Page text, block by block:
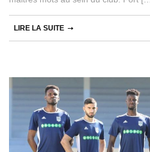
LIRE LA SUITE